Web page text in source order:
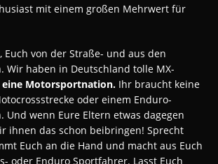
mit einem großen Mehrwert für
Euch von der Straße- und aus den
Wir haben in Deutschland tolle MX-
eine Motorsportnation. Ihr braucht keine
oder einem Enduro-
Und wenn Eure Eltern etwas dagegen
ihnen das schon beibringen! Sprecht
Euch an die Hand und macht aus Euch
oder Enduro Sportfahrer. Lasst Euch